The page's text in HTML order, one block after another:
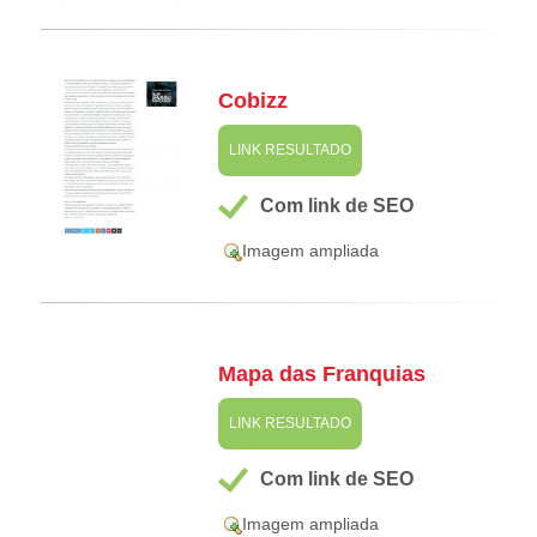
Cobizz
LINK RESULTADO
Com link de SEO
Imagem ampliada
Mapa das Franquias
LINK RESULTADO
Com link de SEO
Imagem ampliada